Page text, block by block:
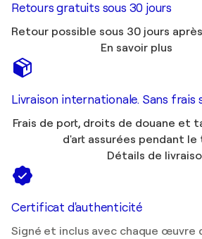
Retours gratuits sous 30 jours
Retour possible sous 30 jours
En savoir plus
Livraison internationale. Sans frais
Frais de port, droits de douane et
d'art assurées pendant le
Détails de
Certificat d'authenticité
Signé et inclus avec chaque œuvre